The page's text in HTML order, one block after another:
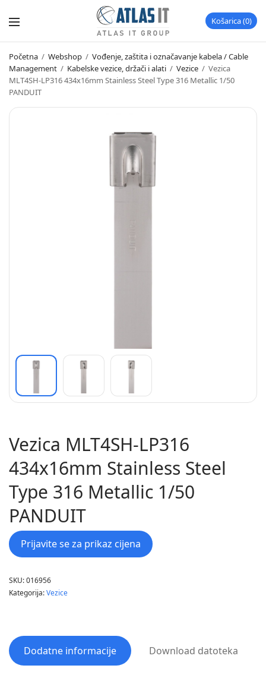
Košarica 0
Početna / Webshop / Vođenje, zaštita i označavanje kabela / Cable
Management / Kabelske vezice, držači i alati / Vezice / Vezica
MLT4SH-LP316 434x16mm Stainless Steel Type 316 Metallic 1/50
PANDUIT
Vezica MLT4SH-LP316
434x16mm Stainless Steel
Type 316 Metallic 1/50
PANDUIT
Prijavite se za prikaz cijena
SKU:016956
Kategorija:Vezice
Dodatne informacije Download datoteka